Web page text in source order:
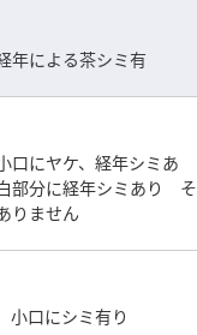
年による茶シミ有
口にヤケ、経年シミあ
部分に経年シミあり そ
りません
小口にシミ有り